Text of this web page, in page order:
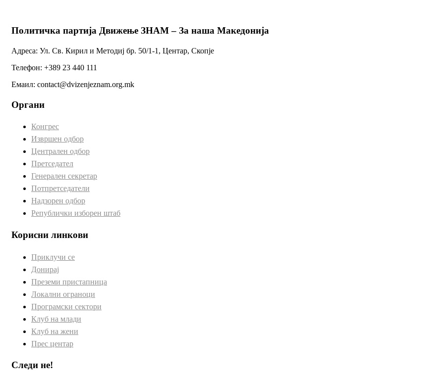
Политичка партија Движење ЗНАМ – За наша Македонија
Адреса: Ул. Св. Кирил и Методиј бр. 50/1-1, Центар, Скопје
Телефон: +389 23 440 111
Емаил: contact@dvizenjeznam.org.mk
Органи
Конгрес
Извршен одбор
Централен одбор
Претседател
Генерален секретар
Потпретседатели
Надзорен одбор
Републички изборен штаб
Корисни линкови
Приклучи се
Донирај
Преземи пристапница
Локални ограноци
Програмски сектори
Клуб на млади
Клуб на жени
Прес центар
Следи не!